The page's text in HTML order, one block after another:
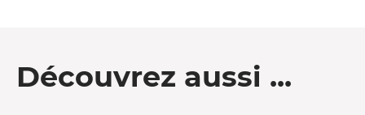
Découvrez aussi ...